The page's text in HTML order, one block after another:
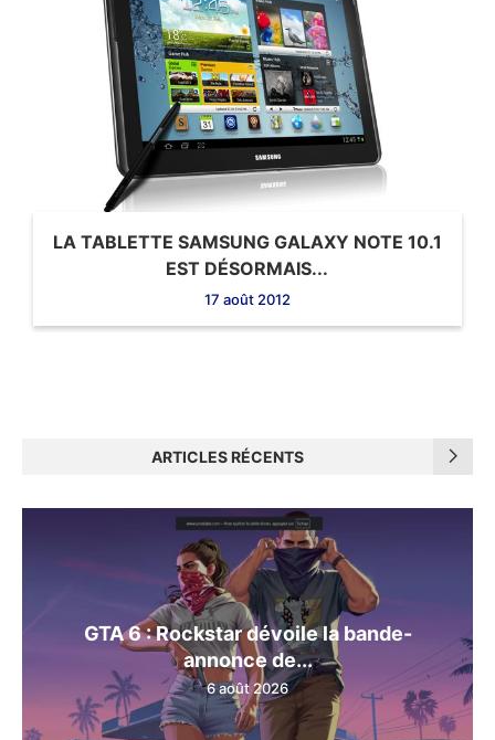
LA TABLETTE SAMSUNG GALAXY NOTE 10.1
EST DÉSORMAIS...
17 août 2012
ARTICLES RÉCENTS
GTA 6 : Rockstar dévoile la bande-
annonce de...
6 août 2026